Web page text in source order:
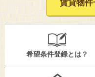
賃貸物件
希望条件登録とは？